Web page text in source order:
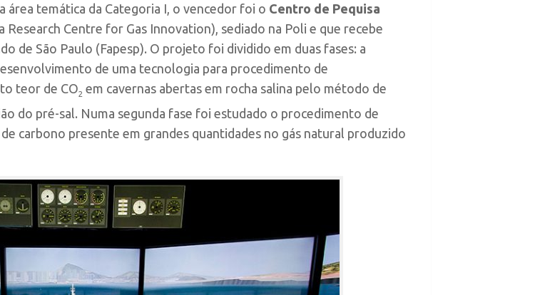
área temática da Categoria I, o vencedor foi o Centro de Pequisa
Research Centre for Gas Innovation), sediado na Poli e que recebe
de São Paulo (Fapesp). O projeto foi dividido em duas fases: a
de uma tecnologia para procedimento de
teor de CO2 em cavernas abertas em rocha salina pelo método de
do pré-sal. Numa segunda fase foi estudado o procedimento de
carbono presente em grandes quantidades no gás natural produzido